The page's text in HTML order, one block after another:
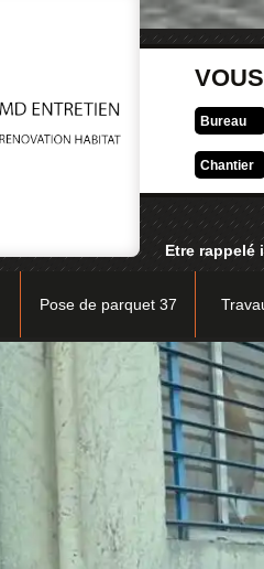
Bureau
Chantier
Etre rappelé
Pose de parquet 37